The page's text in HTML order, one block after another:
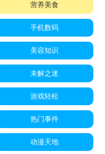
营养美食
手机数码
美容知识
未解之迷
游戏轻松
热门事件
动漫天地